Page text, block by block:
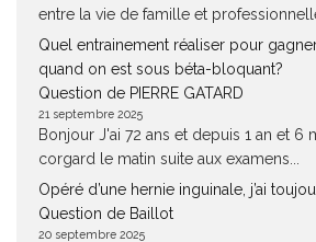
entre la vie de famille et
Quel entrainement réaliser pour
quand on est sous béta-bloquant?
Question de PIERRE GATARD
21 septembre 2025
Bonjour J'ai 72 ans et depuis 1 an et 6
corgard le matin suite aux examens...
Opéré d’une hernie inguinale, j’ai
Question de Baillot
20 septembre 2025